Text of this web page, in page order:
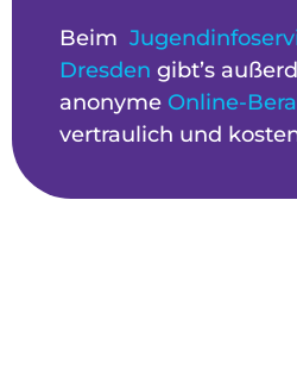
Beim
Dresden gibt’s
anonyme Online-
vertraulich und